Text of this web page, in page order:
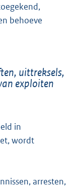
behoeve
uittreksels,
exploiten
in
wordt
arresten,